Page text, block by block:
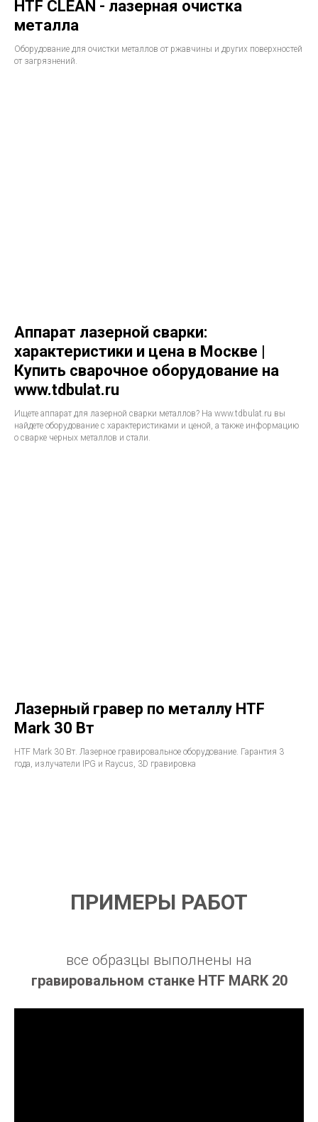
HTF CLEAN - лазерная очистка
металла
Оборудование для очистки металлов от ржавчины и других поверхностей
от загрязнений.
Аппарат лазерной сварки:
характеристики и цена в Москве |
Купить сварочное оборудование на
www.tdbulat.ru
Ищете аппарат для лазерной сварки металлов? На www.tdbulat.ru вы
найдете оборудование с характеристиками и ценой, а также информацию
о сварке черных металлов и стали.
Лазерный гравер по металлу HTF
Mark 30 Вт
HTF Mark 30 Вт. Лазерное гравировальное оборудование. Гарантия 3
года, излучатели IPG и Raycus, 3D гравировка
ПРИМЕРЫ РАБОТ
все образцы выполнены на
гравировальном станке HTF MARK 20